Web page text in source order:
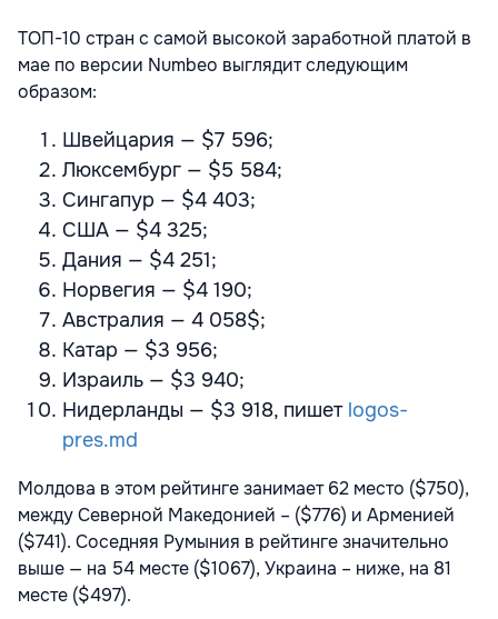
ТОП-10 стран с самой высокой заработной платой в
мае по версии Numbeo выглядит следующим
образом:
Швейцария — $7 596;
Люксембург — $5 584;
Сингапур — $4 403;
США — $4 325;
Дания — $4 251;
Норвегия — $4 190;
Австралия — 4 058$;
Катар — $3 956;
Израиль — $3 940;
Нидерланды — $3 918, пишет logos-
pres.md
Молдова в этом рейтинге занимает 62 место ($750),
между Северной Македонией – ($776) и Арменией
($741). Соседняя Румыния в рейтинге значительно
выше — на 54 месте ($1067), Украина – ниже, на 81
месте ($497).